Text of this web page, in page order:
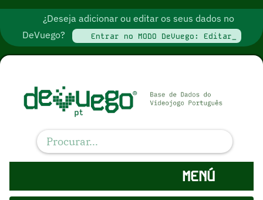
¿Deseja adicionar ou editar os seus dados no
DeVuego?
Entrar no MODO DeVuego: Editar_
MENÚ